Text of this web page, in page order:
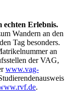
echten Erlebnis.
Wandern an den
Tag besonders.
an
der VAG,
www.vag-
.